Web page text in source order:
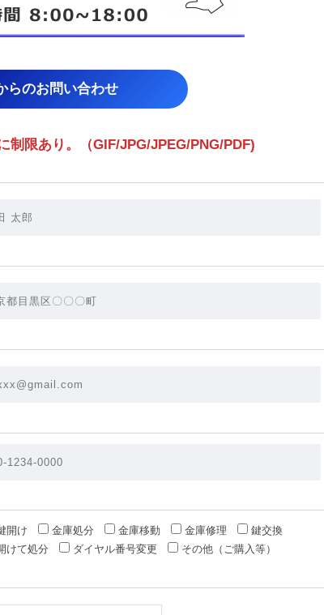
らのお問い合わせ
制限あり。（GIF/JPG/JPEG/PNG/PDF)
開け 金庫処分 金庫移動 金庫修理
鍵交換
けて処分
ダイヤル番号変更 その他（ご購入等）